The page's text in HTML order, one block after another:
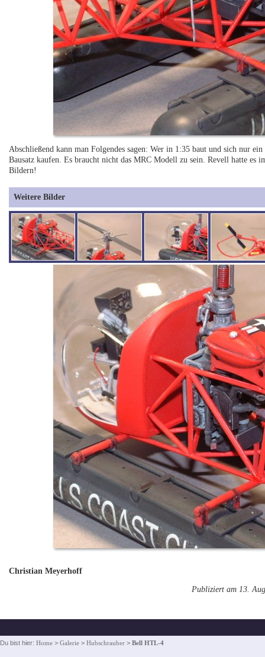
Abschließend kann man Folgendes sagen: Wer in 1:35 baut und sich nur
Bausatz kaufen. Es braucht nicht das MRC Modell zu sein. Revell hatte es
Bildern!
Weitere Bilder
Christian Meyerhoff
Publiziert am 13.
Du bist hier: Home > Galerie > Hubschrauber > Bell HTL-4